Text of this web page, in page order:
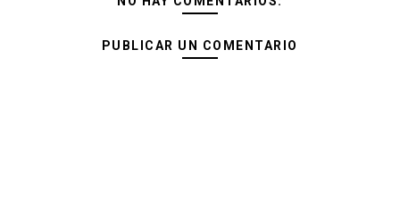
PUBLICAR UN COMENTARIO